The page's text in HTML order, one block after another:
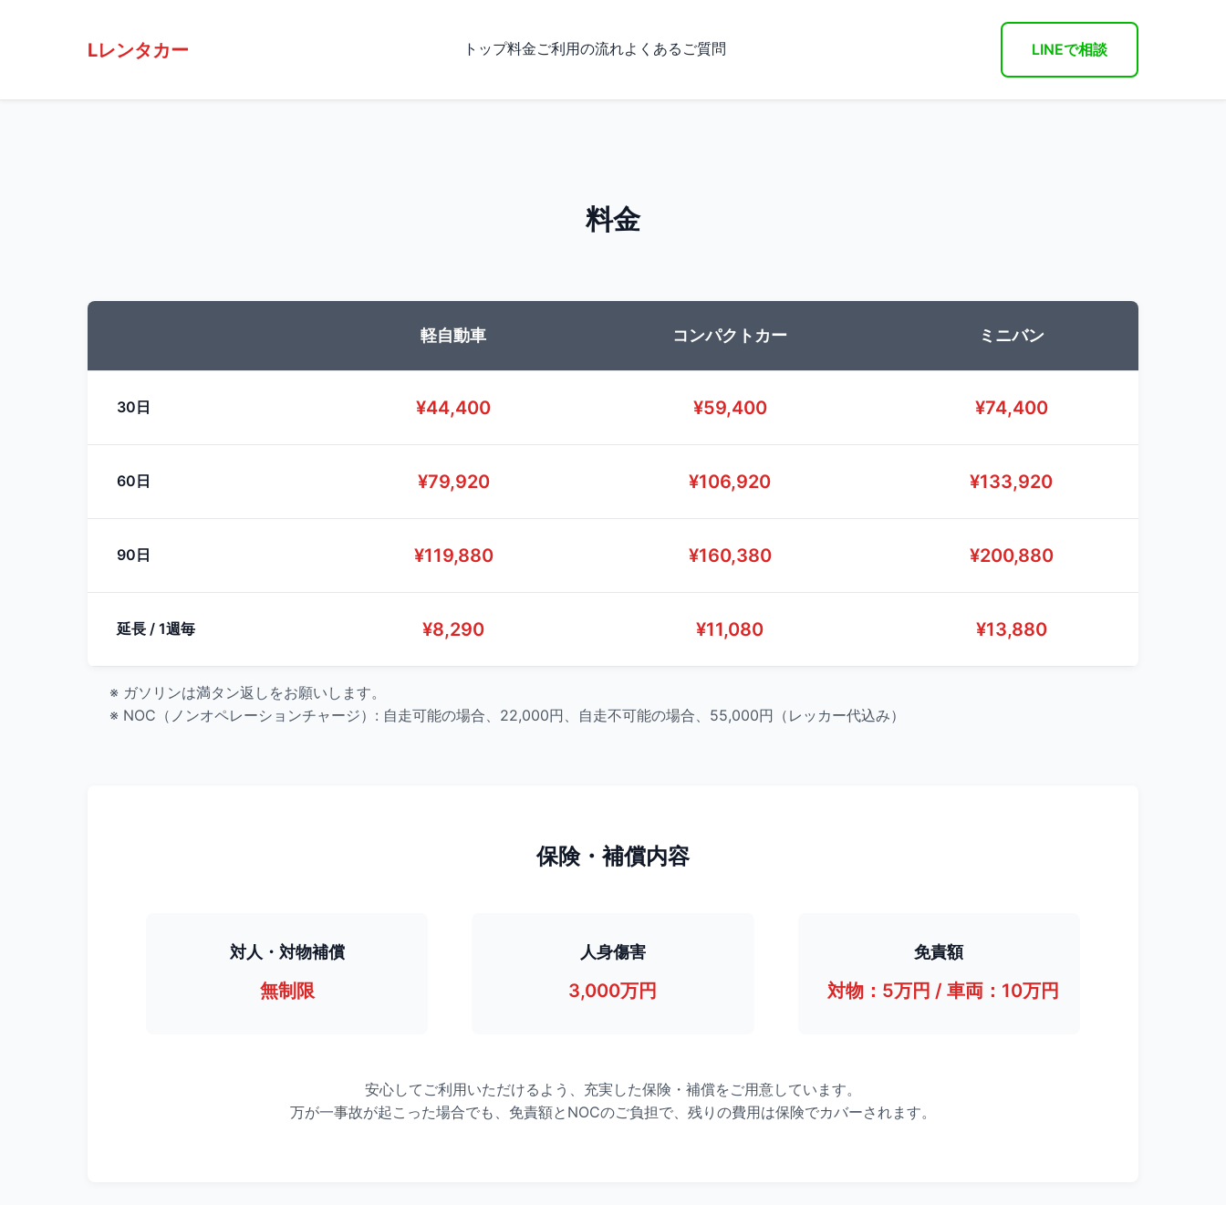
Lレンタカー トップ料金ご利用の流れよくあるご質問 LINEで相談
料金
軽自動車 コンパクトカー ミニバン
30日 ¥44,400 ¥59,400 ¥74,400
60日 ¥79,920 ¥106,920 ¥133,920
90日 ¥119,880 ¥160,380 ¥200,880
延長 / 1週毎 ¥8,290 ¥11,080 ¥13,880
※ ガソリンは満タン返しをお願いします。
※ NOC（ノンオペレーションチャージ）: 自走可能の場合、22,000円、自走不可能の場合、55,000円（レッカー代込み）
保険・補償内容
対人・対物補償
無制限
人身傷害
3,000万円
免責額
対物：5万円 / 車両：10万円
安心してご利用いただけるよう、充実した保険・補償をご用意しています。
万が一事故が起こった場合でも、免責額とNOCのご負担で、残りの費用は保険でカバーされます。